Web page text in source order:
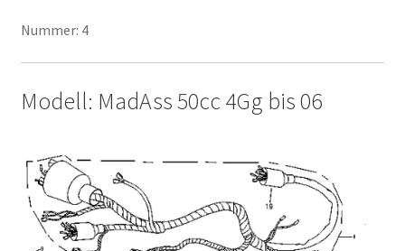
Nummer: 4
Modell: MadAss 50cc 4Gg bis 06